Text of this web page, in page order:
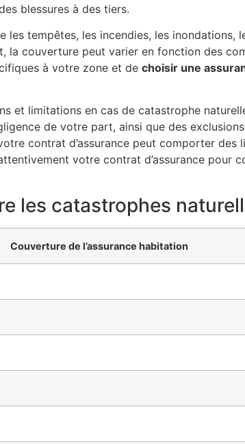
blessures à des tiers.
les tempêtes, les incendies, les inondations,
la couverture peut varier en fonction des
à votre zone et de choisir une
et limitations en cas de catastrophe
de votre part, ainsi que des
contrat d’assurance peut comporter des
votre contrat d’assurance pour
les catastrophes
Couverture de l’assurance habitation